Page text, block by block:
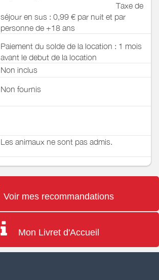
Taxe de
séjour en sus : 0,99 € par nuit et par
personne de +18 ans
Paiement du solde de la location : 1 mois
avant le debut de la location
Non inclus
Non fournis
Les animaux ne sont pas admis.
Voir mes recommandations
Mon Livret d'Accueil